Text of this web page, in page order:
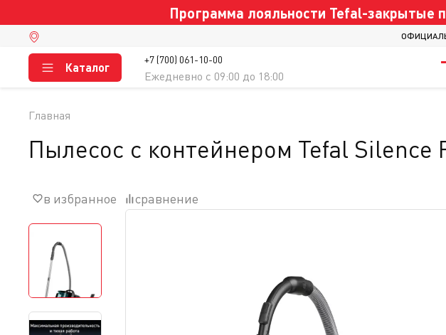
Программа лояльности Tefal-закрытые
+7 (700) 061-10-00
Ежедневно c 09:00 до 18:00
Каталог
Главная
Пылесос с контейнером Tefal Silence
в избранное сравнение